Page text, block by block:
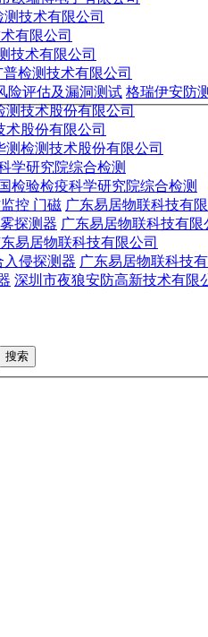
搜索
技术有限公司
有限公司
技术有限公司
检测技术有限公司
险评估及漏洞测试 格瑞伊安防
测技术股份有限公司
股份有限公司
测检测技术股份有限公司
学研究院综合检测
检验检疫科学研究院综合检测
控 门磁 广东易居物联科技有
探测器 广东易居物联科技有限
易居物联科技有限公司
入侵探测器 广东易居物联科技
深圳市夜狼安防高新技术有限